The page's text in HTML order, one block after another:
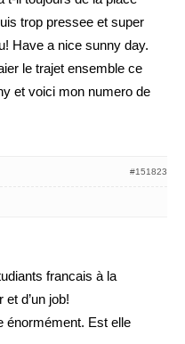
trop pressee et super
Have a nice sunny day.
le trajet ensemble ce
et voici mon numero de
#151823
francais à la
et d’un job!
énormément. Est elle